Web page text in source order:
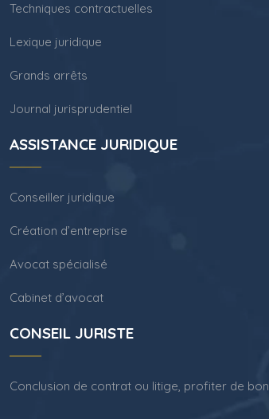
Techniques contractuelles
Lexique juridique
Grands arrêts
Journal jurisprudentiel
ASSISTANCE JURIDIQUE
Conseiller juridique
Création d’entreprise
Avocat spécialisé
Cabinet d’avocat
CONSEIL JURISTE
Conclusion de contrat ou litige, profiter de